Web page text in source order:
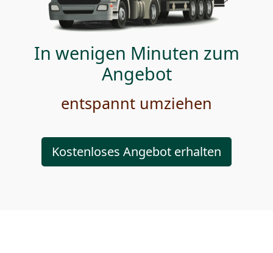
In wenigen Minuten zum
Angebot
entspannt umziehen
Kostenloses Angebot erhalten